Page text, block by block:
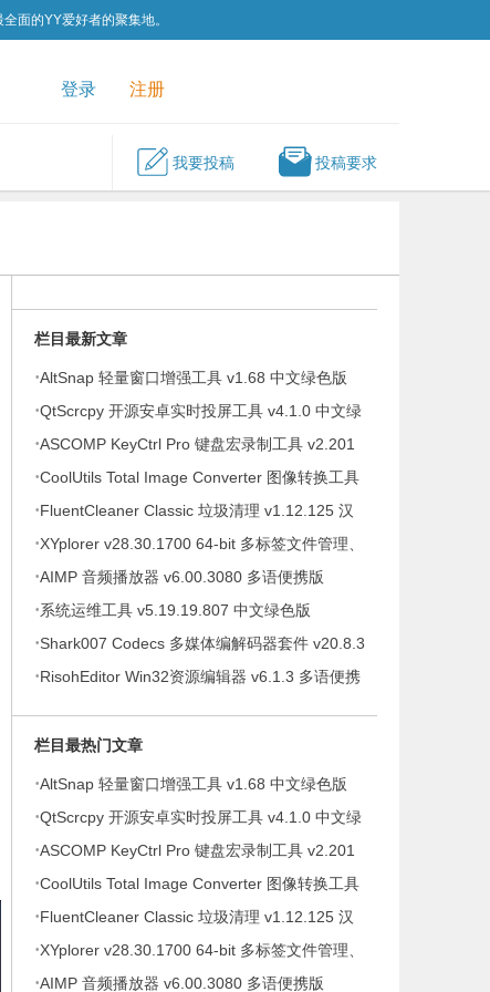
面的YY爱好者的聚集地。
登录 注册
我要投稿 投稿要求
栏目最新文章
·AltSnap 轻量窗口增强工具 v1.68 中文绿色版
·QtScrcpy 开源安卓实时投屏工具 v4.1.0 中文绿
色版
·ASCOMP KeyCtrl Pro 键盘宏录制工具 v2.201
便携版
·CoolUtils Total Image Converter 图像转换工具
v8.5.0.332 多语便携版
·FluentCleaner Classic 垃圾清理 v1.12.125 汉
化绿色版
·XYplorer v28.30.1700 64-bit 多标签文件管理、
增强资源管理器，中文绿色便携版
·AIMP 音频播放器 v6.00.3080 多语便携版
·系统运维工具 v5.19.19.807 中文绿色版
·Shark007 Codecs 多媒体编解码器套件 v20.8.3
绿色版
·RisohEditor Win32资源编辑器 v6.1.3 多语便携
栏目最热门文章
·AltSnap 轻量窗口增强工具 v1.68 中文绿色版
·QtScrcpy 开源安卓实时投屏工具 v4.1.0 中文绿
色版
·ASCOMP KeyCtrl Pro 键盘宏录制工具 v2.201
便携版
·CoolUtils Total Image Converter 图像转换工具
v8.5.0.332 多语便携版
·FluentCleaner Classic 垃圾清理 v1.12.125 汉
化绿色版
·XYplorer v28.30.1700 64-bit 多标签文件管理、
增强资源管理器，中文绿色便携版
·AIMP 音频播放器 v6.00.3080 多语便携版